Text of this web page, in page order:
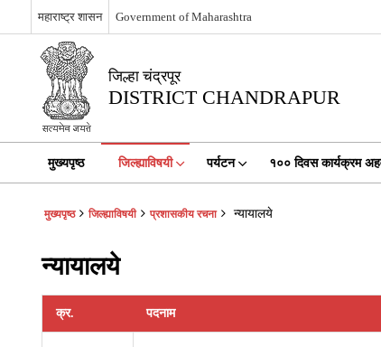
महाराष्ट्र शासन Government of Maharashtra
जिल्हा चंद्रपूर
DISTRICT CHANDRAPUR
मुख्यपृष्ठ जिल्ह्याविषयी पर्यटन १०० दिवस कार्यक्रम
मुख्यपृष्ठ जिल्ह्याविषयी प्रशासकीय रचना न्यायालये
न्यायालये
क्र. पदनाम